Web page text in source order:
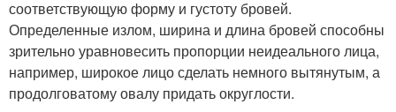
соответствующую форму и густоту бровей.
Определенные излом, ширина и длина бровей способны
зрительно уравновесить пропорции неидеального лица,
например, широкое лицо сделать немного вытянутым, а
продолговатому овалу придать округлости.